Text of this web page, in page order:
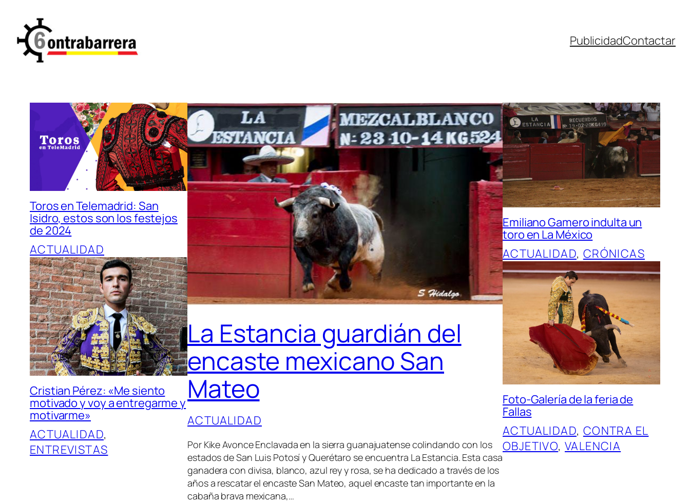
contenido
PublicidadContactar
Toros en Telemadrid: San
Isidro, estos son los festejos
de 2024
ACTUALIDAD
Cristian Pérez: «Me siento
motivado y voy a entregarme y
motivarme»
ACTUALIDAD
ENTREVISTAS
La Estancia guardián del
encaste mexicano San
Mateo
ACTUALIDAD
Por Kike Avonce Enclavada en la sierra guanajuatense colindando con los
estados de San Luis Potosí y Querétaro se encuentra La Estancia. Esta casa
ganadera con divisa, blanco, azul rey y rosa, se ha dedicado a través de los
años a rescatar el encaste San Mateo, aquel encaste tan importante en la
cabaña brava mexicana,…
Emiliano Gamero indulta un
toro en La México
ACTUALIDAD, CRÓNICAS
Foto-Galería de la feria de
Fallas
ACTUALIDAD, CONTRA EL
OBJETIVO, VALENCIA